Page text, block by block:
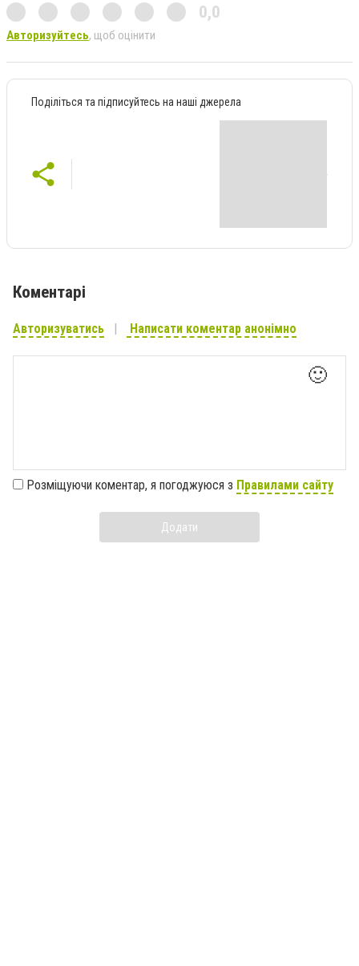
0,0
Авторизуйтесь, щоб оцінити
Поділіться та підписуйтесь на наші джерела
Коментарі
Авторизуватись Написати коментар анонімно
🙂
Розміщуючи коментар, я погоджуюся з Правилами сайту
Додати